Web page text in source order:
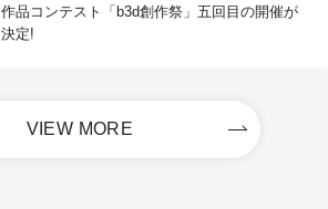
作品コンテスト「b3d創作祭」五回目の開催が
決定!
VIEW MORE